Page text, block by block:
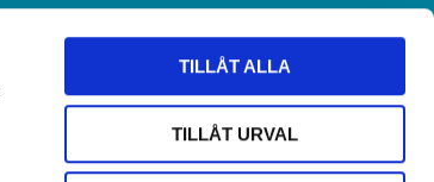
TILLÅT ALLA
TILLÅT URVAL
070-494 31 35
Kundtjanst@nikoteket.se